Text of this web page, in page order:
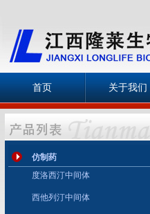
首页 关于我们
仿制药
度洛西汀中间体
西他列汀中间体